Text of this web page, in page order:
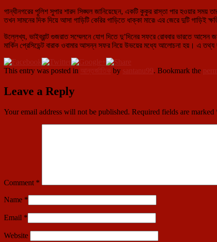
গান্ধীনগরের পুলিশ সুপার শারদ সিঙ্ঘল জানিয়েছেন, একটি কুকুর রাস্তা পার হওয়ার সময়
তখন সামনের দিক দিয়ে আসা গাড়িটি কেরির গাড়িতে ধাক্কা মারে৷ এর জেরে দুটি গাড়িই
উল্লেখ্য, ভাইব্রান্ট গুজরাত সম্মেলনে যোগ দিতে দু’দিনের সফরে রোববার ভারতে আসেন জন
মার্কিন প্রেসিডেন্ট বারাক ওবামার আসন্ন সফর নিয়ে উভয়ের মধ্যে আলোচনা হয়। এ তথ্য
This entry was posted in আন্তর্জাতিক by santanu99. Bookmark the
Leave a Reply
Your email address will not be published. Required fields are marked
Comment *
Name *
Email *
Website